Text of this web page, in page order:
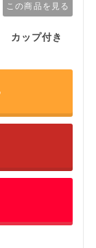
この商品を見る
ップ付き